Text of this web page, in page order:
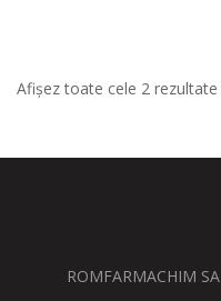
Afișez toate cele 2 rezultate
ROMFARMACHIM SA